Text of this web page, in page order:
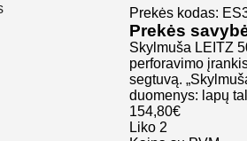
Prekės kodas:
Prekės
Skylmuša LEITZ
perforavimo
segtuvą.
duomenys: lapų
154,80€
Liko 2